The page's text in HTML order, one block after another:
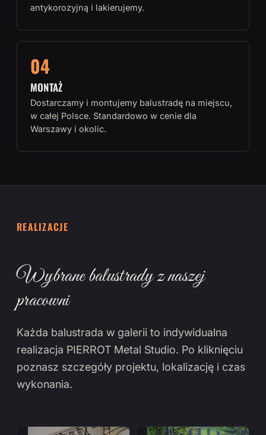
antykorozyjną i lakierujemy.
04
MONTAŻ
Dostarczamy i montujemy balustradę na miejscu,
w całej Polsce. Standardowo w cenie dla
Warszawy i okolic.
REALIZACJE
Wybrane balustrady z naszej
pracowni
Każda balustrada w galerii to indywidualna
realizacja PIERROT Metal Studio. Po kliknięciu
poznasz szczegóły projektu, lokalizację i czas
wykonania.